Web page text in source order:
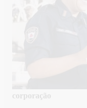
corporação